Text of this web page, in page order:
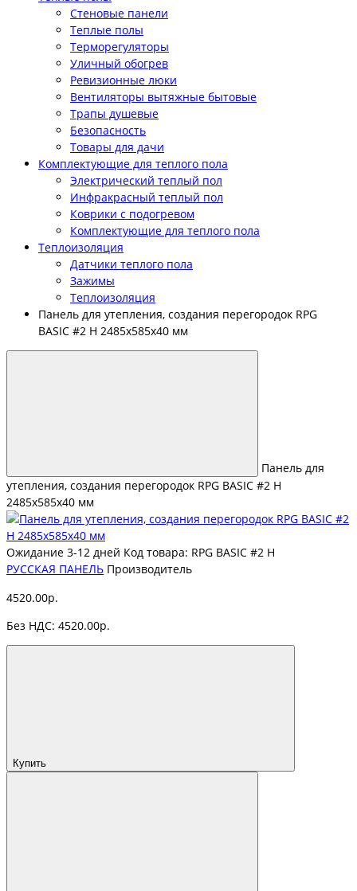
Стеновые панели
Теплые полы
Терморегуляторы
Уличный обогрев
Ревизионные люки
Вентиляторы вытяжные бытовые
Трапы душевые
Безопасность
Товары для дачи
Комплектующие для теплого пола
Электрический теплый пол
Инфракрасный теплый пол
Коврики с подогревом
Комплектующие для теплого пола
Теплоизоляция
Датчики теплого пола
Зажимы
Теплоизоляция
Панель для утепления, создания перегородок RPG
BASIC #2 H 2485х585х40 мм
Панель для
утепления, создания перегородок RPG BASIC #2 H
2485х585х40 мм
Ожидание 3-12 дней Код товара: RPG BASIC #2 H
РУССКАЯ ПАНЕЛЬ Производитель
4520.00р.
Без НДС: 4520.00р.
Купить